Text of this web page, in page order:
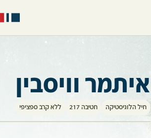
איתמר וויסבין
חיל הלוגיסטיקה חטיבה 217 ללא קרב ספציפי